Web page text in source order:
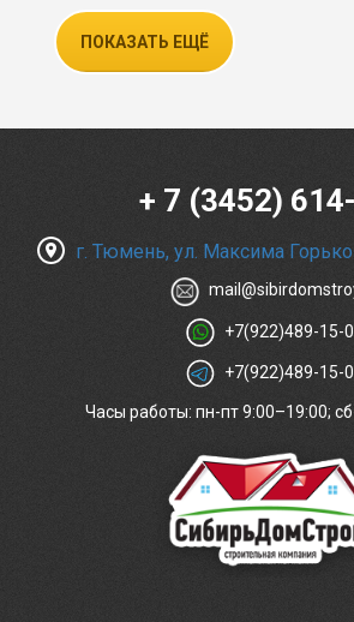
ПОКАЗАТЬ ЕЩЁ
+ 7 (3452)
г. Тюмень, ул. Максима
+7(922)489-15-
+7(922)489-15-
Часы работы: пн-пт 9:00–19:00;